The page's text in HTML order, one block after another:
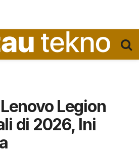
Legion
di 2026, Ini